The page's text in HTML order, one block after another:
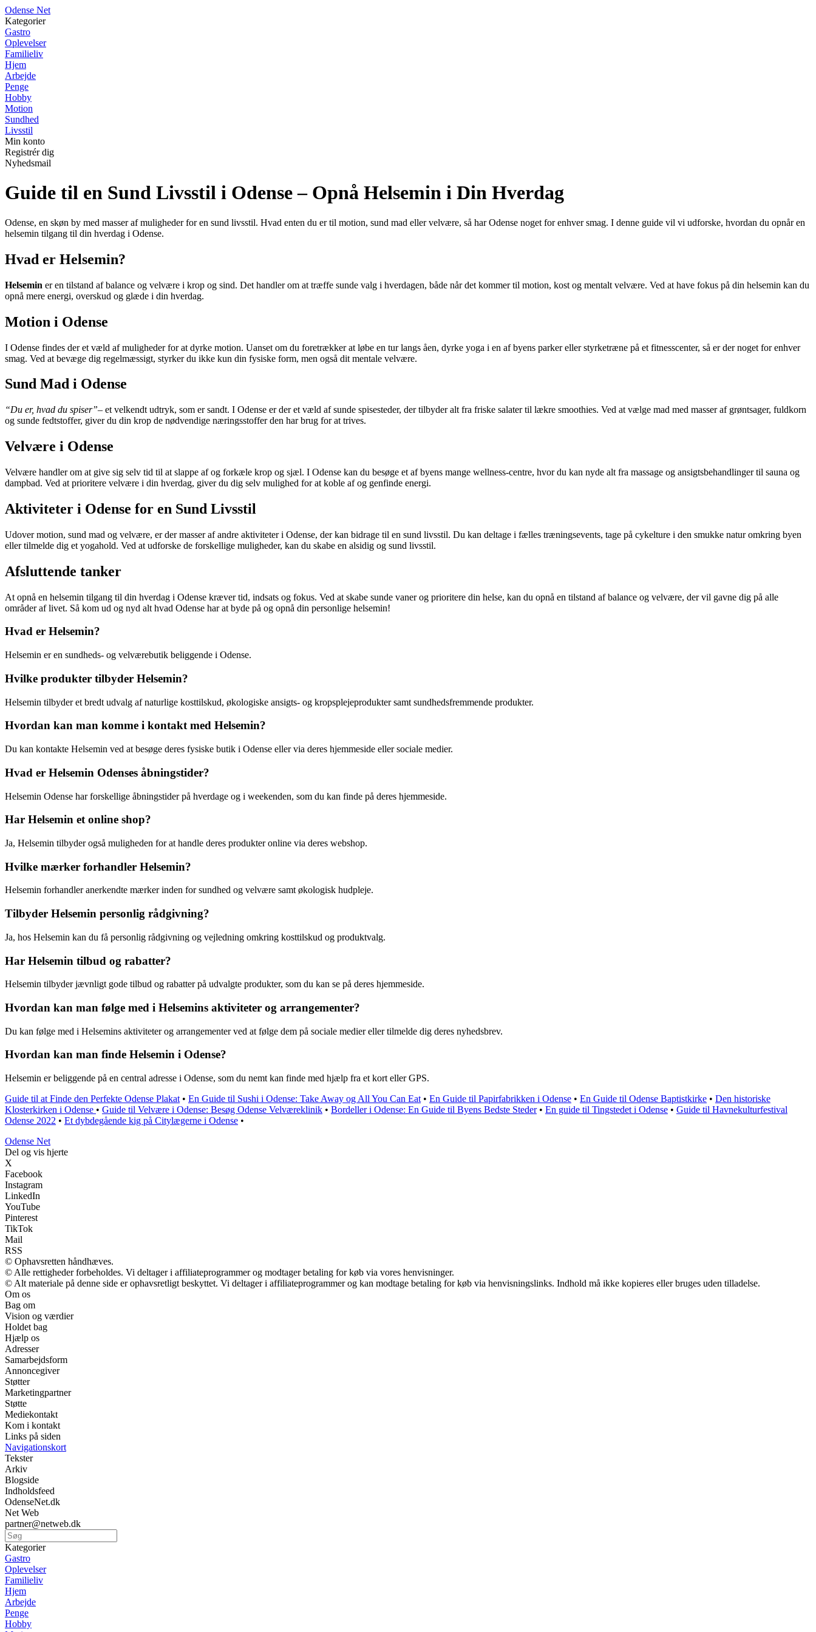
Odense Net
Kategorier
Gastro
Oplevelser
Familieliv
Hjem
Arbejde
Penge
Hobby
Motion
Sundhed
Livsstil
Min konto
Registrér dig
Nyhedsmail
Guide til en Sund Livsstil i Odense – Opnå Helsemin i Din Hverdag
Odense, en skøn by med masser af muligheder for en sund livsstil. Hvad enten du er til motion, sund mad eller velvære, så har Odense noget for enhver smag. I denne guide vil vi udforske, hvordan du opnår en
helsemin tilgang til din hverdag i Odense.
Hvad er Helsemin?
Helsemin er en tilstand af balance og velvære i krop og sind. Det handler om at træffe sunde valg i hverdagen, både når det kommer til motion, kost og mentalt velvære. Ved at have fokus på din helsemin kan du
opnå mere energi, overskud og glæde i din hverdag.
Motion i Odense
I Odense findes der et væld af muligheder for at dyrke motion. Uanset om du foretrækker at løbe en tur langs åen, dyrke yoga i en af byens parker eller styrketræne på et fitnesscenter, så er der noget for enhver
smag. Ved at bevæge dig regelmæssigt, styrker du ikke kun din fysiske form, men også dit mentale velvære.
Sund Mad i Odense
“Du er, hvad du spiser”– et velkendt udtryk, som er sandt. I Odense er der et væld af sunde spisesteder, der tilbyder alt fra friske salater til lækre smoothies. Ved at vælge mad med masser af grøntsager, fuldkorn
og sunde fedtstoffer, giver du din krop de nødvendige næringsstoffer den har brug for at trives.
Velvære i Odense
Velvære handler om at give sig selv tid til at slappe af og forkæle krop og sjæl. I Odense kan du besøge et af byens mange wellness-centre, hvor du kan nyde alt fra massage og ansigtsbehandlinger til sauna og
dampbad. Ved at prioritere velvære i din hverdag, giver du dig selv mulighed for at koble af og genfinde energi.
Aktiviteter i Odense for en Sund Livsstil
Udover motion, sund mad og velvære, er der masser af andre aktiviteter i Odense, der kan bidrage til en sund livsstil. Du kan deltage i fælles træningsevents, tage på cykelture i den smukke natur omkring byen
eller tilmelde dig et yogahold. Ved at udforske de forskellige muligheder, kan du skabe en alsidig og sund livsstil.
Afsluttende tanker
At opnå en helsemin tilgang til din hverdag i Odense kræver tid, indsats og fokus. Ved at skabe sunde vaner og prioritere din helse, kan du opnå en tilstand af balance og velvære, der vil gavne dig på alle
områder af livet. Så kom ud og nyd alt hvad Odense har at byde på og opnå din personlige helsemin!
Hvad er Helsemin?
Helsemin er en sundheds- og velværebutik beliggende i Odense.
Hvilke produkter tilbyder Helsemin?
Helsemin tilbyder et bredt udvalg af naturlige kosttilskud, økologiske ansigts- og kropsplejeprodukter samt sundhedsfremmende produkter.
Hvordan kan man komme i kontakt med Helsemin?
Du kan kontakte Helsemin ved at besøge deres fysiske butik i Odense eller via deres hjemmeside eller sociale medier.
Hvad er Helsemin Odenses åbningstider?
Helsemin Odense har forskellige åbningstider på hverdage og i weekenden, som du kan finde på deres hjemmeside.
Har Helsemin et online shop?
Ja, Helsemin tilbyder også muligheden for at handle deres produkter online via deres webshop.
Hvilke mærker forhandler Helsemin?
Helsemin forhandler anerkendte mærker inden for sundhed og velvære samt økologisk hudpleje.
Tilbyder Helsemin personlig rådgivning?
Ja, hos Helsemin kan du få personlig rådgivning og vejledning omkring kosttilskud og produktvalg.
Har Helsemin tilbud og rabatter?
Helsemin tilbyder jævnligt gode tilbud og rabatter på udvalgte produkter, som du kan se på deres hjemmeside.
Hvordan kan man følge med i Helsemins aktiviteter og arrangementer?
Du kan følge med i Helsemins aktiviteter og arrangementer ved at følge dem på sociale medier eller tilmelde dig deres nyhedsbrev.
Hvordan kan man finde Helsemin i Odense?
Helsemin er beliggende på en central adresse i Odense, som du nemt kan finde med hjælp fra et kort eller GPS.
Guide til at Finde den Perfekte Odense Plakat • En Guide til Sushi i Odense: Take Away og All You Can Eat • En Guide til Papirfabrikken i Odense • En Guide til Odense Baptistkirke • Den historiske
Klosterkirken i Odense • Guide til Velvære i Odense: Besøg Odense Velværeklinik • Bordeller i Odense: En Guide til Byens Bedste Steder• En guide til Tingstedet i Odense • Guide til Havnekulturfestival
Odense 2022 • Et dybdegående kig på Citylægerne i Odense •
Odense Net
Del og vis hjerte
X
Facebook
Instagram
LinkedIn
YouTube
Pinterest
TikTok
Mail
RSS
© Ophavsretten håndhæves.
© Alle rettigheder forbeholdes. Vi deltager i affiliateprogrammer og modtager betaling for køb via vores henvisninger.
© Alt materiale på denne side er ophavsretligt beskyttet. Vi deltager i affiliateprogrammer og kan modtage betaling for køb via henvisningslinks. Indhold må ikke kopieres eller bruges uden tilladelse.
Om os
Bag om
Vision og værdier
Holdet bag
Hjælp os
Adresser
Samarbejdsform
Annoncegiver
Støtter
Marketingpartner
Støtte
Mediekontakt
Kom i kontakt
Links på siden
Navigationskort
Tekster
Arkiv
Blogside
Indholdsfeed
OdenseNet.dk
Net Web
partner@netweb.dk
Kategorier
Gastro
Oplevelser
Familieliv
Hjem
Arbejde
Penge
Hobby